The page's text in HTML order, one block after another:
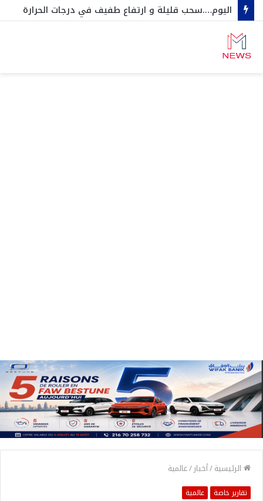
اليوم….سحب قليلة و ارتفاع طفيف في درجات الحرارة
الرئيسية/أخبار/عالمية
تقارير خاصة عالمية